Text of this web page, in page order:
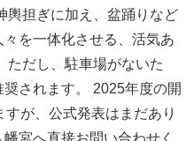
輿担ぎに加え、盆踊りなど
を一体化させる、活気あ
ただし、駐車場がないた
されます。 2025年度の開
が、公式発表はまだあり
宮へ直接お問い合わせく